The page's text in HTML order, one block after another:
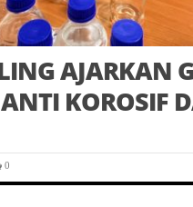
AJARKAN
KOROSIF
0